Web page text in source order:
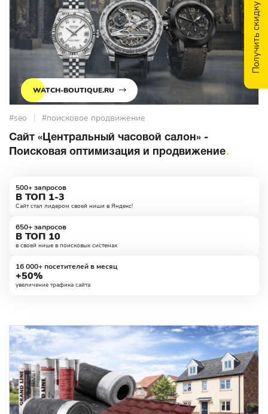
Получить скидку
WATCH-BOUTIQUE.RU
#seo #поисковое продвижение
Сайт «Центральный часовой салон» -
Поисковая оптимизация и продвижение
500+ запросов
В ТОП 1-3
Сайт стал лидером своей ниши в Яндекс!
650+ запросов
В ТОП 10
в своей нише в поисковых системах
16 000+ посетителей в месяц
+50%
увеличение трафика сайта